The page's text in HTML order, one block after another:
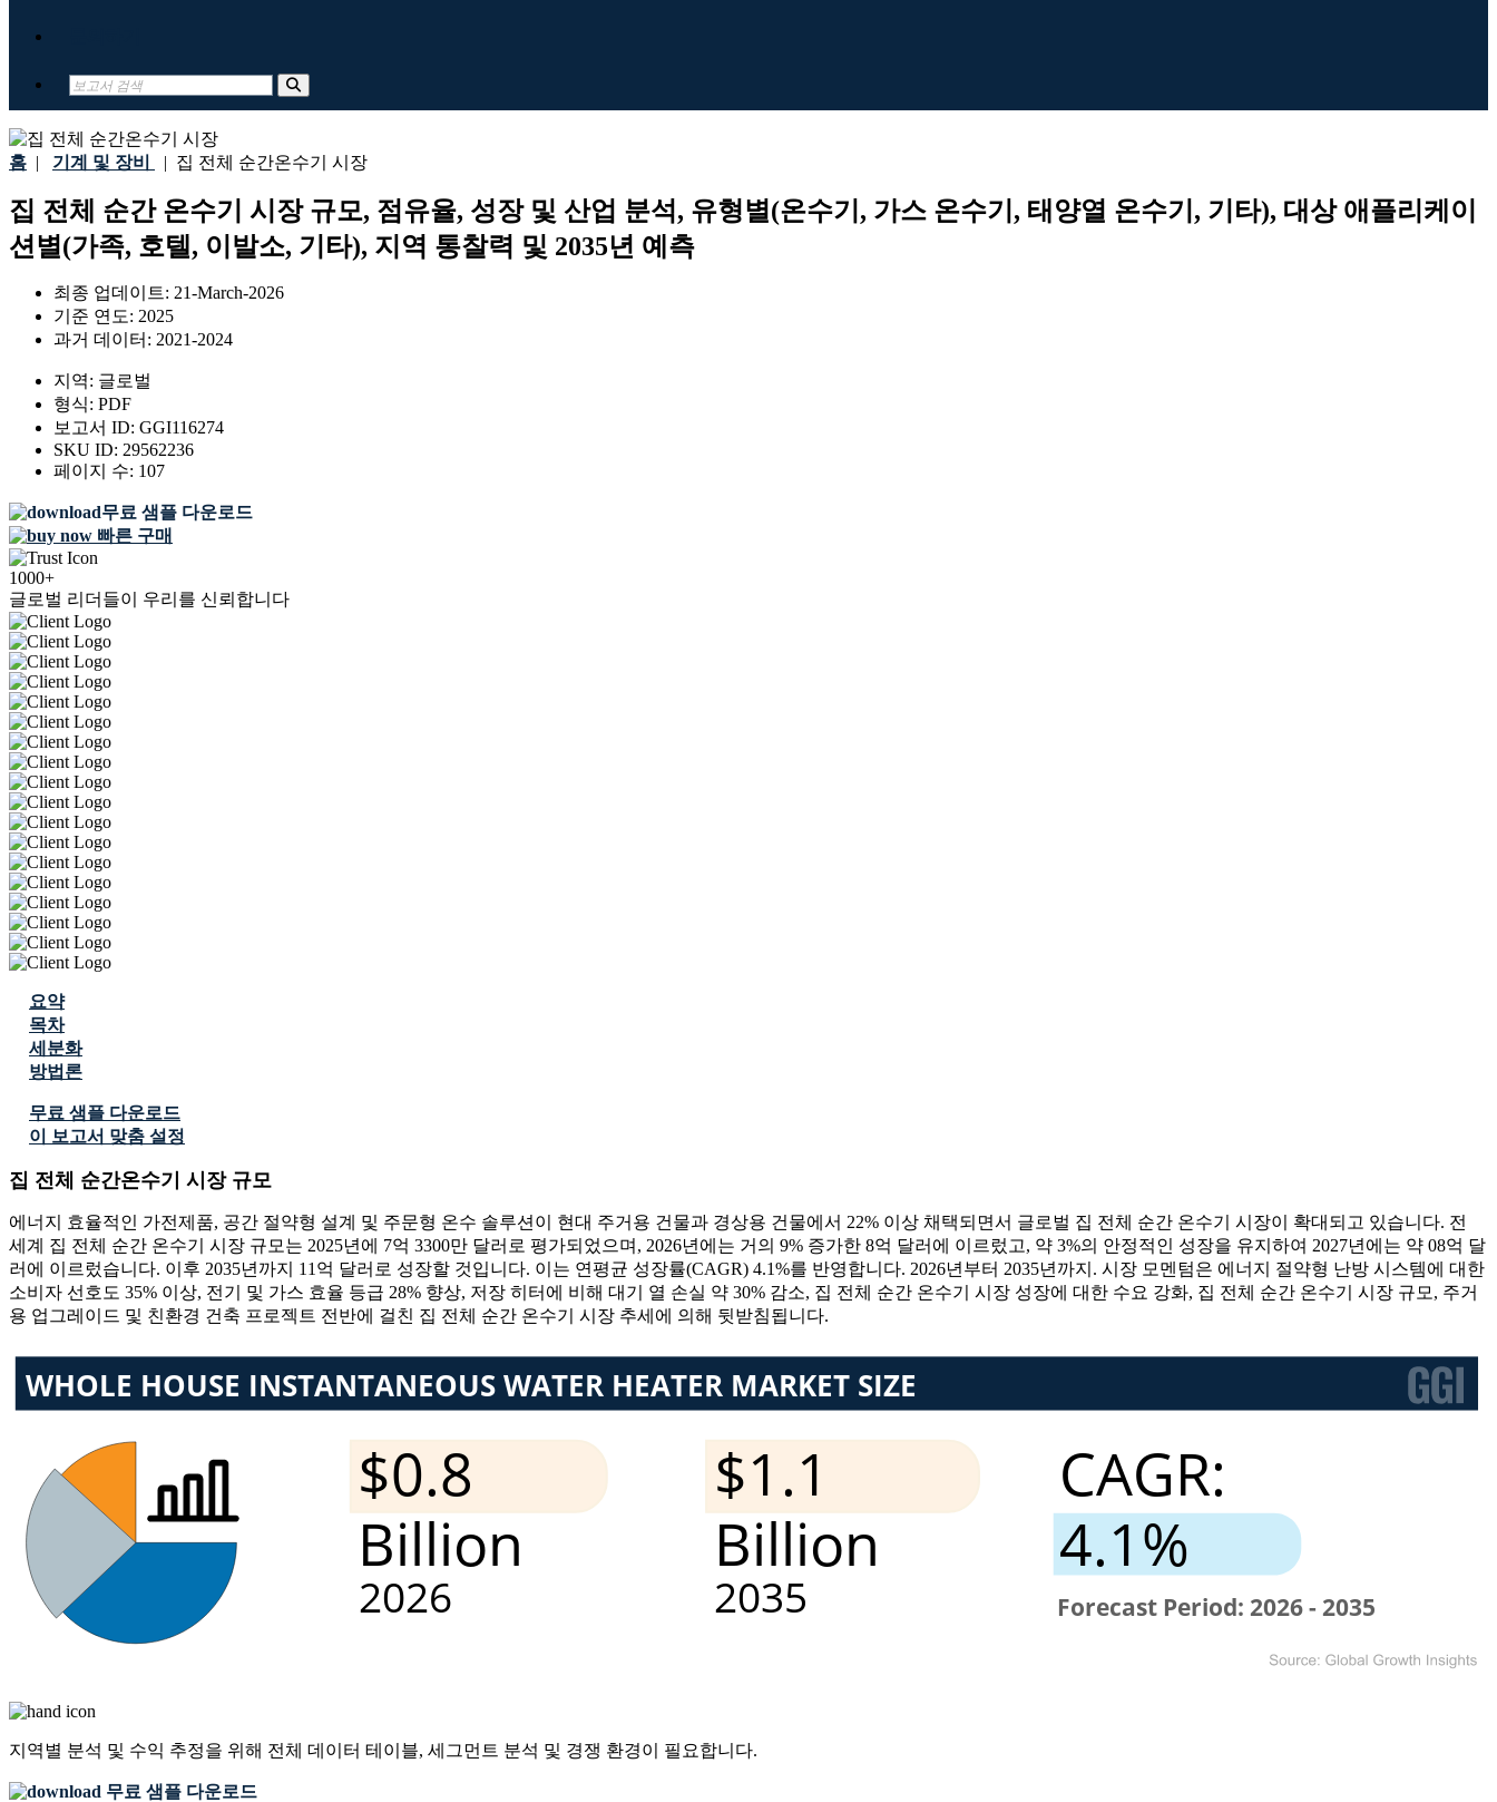
홈 | 기계 및 장비 | 집 전체 순간온수기 시장
집 전체 순간 온수기 시장 규모, 점유율, 성장 및 산업 분석, 유형별(온수기, 가스 온수기, 태양열 온수기, 기타), 대상 애플리케이
션별(가족, 호텔, 이발소, 기타), 지역 통찰력 및 2035년 예측
최종 업데이트: 21-March-2026
기준 연도: 2025
과거 데이터: 2021-2024
지역: 글로벌
형식: PDF
보고서 ID: GGI116274
SKU ID: 29562236
페이지 수: 107
무료 샘플 다운로드
빠른 구매
1000+
글로벌 리더들이 우리를 신뢰합니다
요약
목차
세분화
방법론
무료 샘플 다운로드
이 보고서 맞춤 설정
집 전체 순간온수기 시장 규모
에너지 효율적인 가전제품, 공간 절약형 설계 및 주문형 온수 솔루션이 현대 주거용 건물과 경상용 건물에서 22% 이상 채택되면서 글로벌 집 전체 순간 온수기 시장이 확대되고 있습니다. 전
세계 집 전체 순간 온수기 시장 규모는 2025년에 7억 3300만 달러로 평가되었으며, 2026년에는 거의 9% 증가한 8억 달러에 이르렀고, 약 3%의 안정적인 성장을 유지하여 2027년에는 약 08억 달
러에 이르렀습니다. 이후 2035년까지 11억 달러로 성장할 것입니다. 이는 연평균 성장률(CAGR) 4.1%를 반영합니다. 2026년부터 2035년까지. 시장 모멘텀은 에너지 절약형 난방 시스템에 대한
소비자 선호도 35% 이상, 전기 및 가스 효율 등급 28% 향상, 저장 히터에 비해 대기 열 손실 약 30% 감소, 집 전체 순간 온수기 시장 성장에 대한 수요 강화, 집 전체 순간 온수기 시장 규모, 주거
용 업그레이드 및 친환경 건축 프로젝트 전반에 걸친 집 전체 순간 온수기 시장 추세에 의해 뒷받침됩니다.
지역별 분석 및 수익 추정을 위해 전체 데이터 테이블, 세그먼트 분석 및 경쟁 환경이 필요합니다.
무료 샘플 다운로드